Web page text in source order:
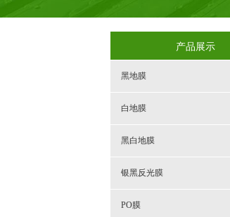
产品展示
黑地膜
白地膜
黑白地膜
银黑反光膜
PO膜